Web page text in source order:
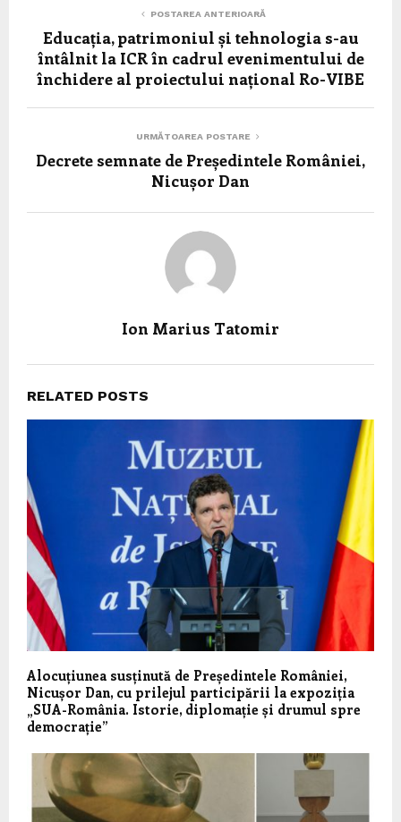
POSTAREA ANTERIOARĂ
Educația, patrimoniul și tehnologia s-au
întâlnit la ICR în cadrul evenimentului de
închidere al proiectului național Ro-VIBE
URMĂTOAREA POSTARE
Decrete semnate de Președintele României,
Nicușor Dan
Ion Marius Tatomir
RELATED POSTS
Alocuțiunea susținută de Președintele României,
Nicușor Dan, cu prilejul participării la expoziția
„SUA-România. Istorie, diplomație și drumul spre
democrație”